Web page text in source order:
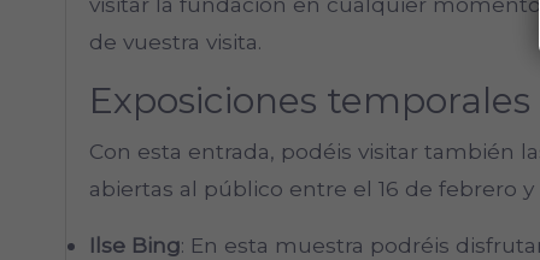
de vuestra visita.
Exposiciones temporales
Con esta entrada, podéis visitar también
abiertas al público entre el 16 de febrero y
Ilse Bing: En esta muestra podréis